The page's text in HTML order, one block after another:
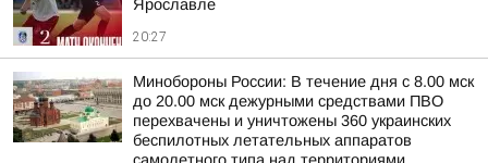
Ярославле
20:27
Минобороны России: В течение дня с 8.00 мск
до 20.00 мск дежурными средствами ПВО
перехвачены и уничтожены 360 украинских
беспилотных летательных аппаратов